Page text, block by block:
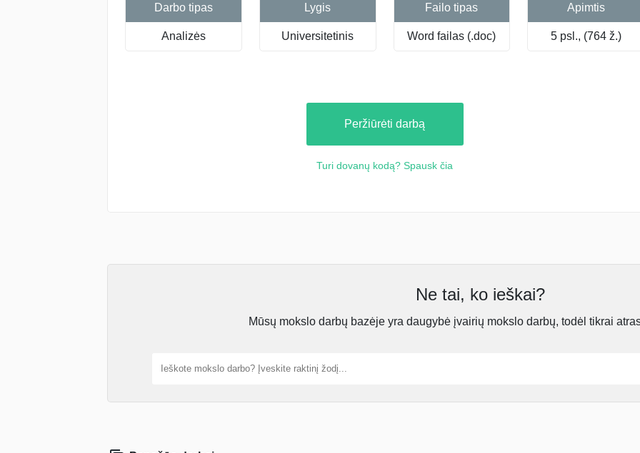
Darbo tipas
Analizės
Lygis
Universitetinis
Failo tipas
Word failas (.doc)
Apimtis
5 psl., (764 ž.)
Peržiūrėti darbą
Turi dovanų kodą? Spausk čia
Ne tai, ko ieškai?
Mūsų mokslo darbų bazėje yra daugybė įvairių mokslo darbų, todėl tikrai